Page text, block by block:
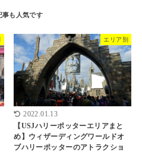
エリア別
2022.01.13
【USJハリーポッターエリアまと
め】ウィザーディングワールドオ
ブハリーポッターのアトラクショ